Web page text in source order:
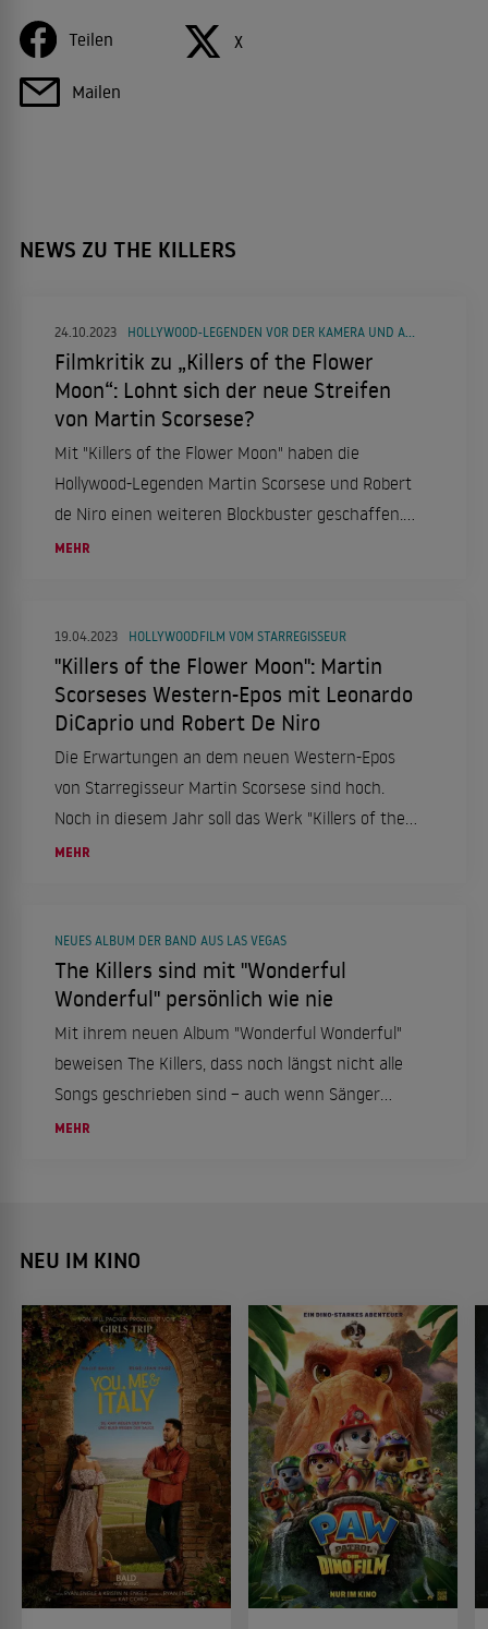
Teilen X
Mailen
NEWS ZU THE KILLERS
24.10.2023
Filmkritik zu „Killers of the Flower
Moon“: Lohnt sich der neue Streifen
von Martin Scorsese?
Mit "Killers of the Flower Moon" haben die
Hollywood-Legenden Martin Scorsese und Robert
de Niro einen weiteren Blockbuster geschaffen.
Lohnt sich der historische Westernfilm?
MEHR
19.04.2023 HOLLYWOODFILM VOM STARREGISSEUR
"Killers of the Flower Moon": Martin
Scorseses Western-Epos mit Leonardo
DiCaprio und Robert De Niro
Die Erwartungen an dem neuen Western-Epos
von Starregisseur Martin Scorsese sind hoch.
Noch in diesem Jahr soll das Werk "Killers of the
Flower Moon" in den Kinos starten. Neben
können sich die Zuschauer auf beste
Unterhaltung in Überlänge freuen.
MEHR
NEUES ALBUM DER BAND AUS LAS VEGAS
The Killers sind mit "Wonderful
Wonderful" persönlich wie nie
Mit ihrem neuen Album "Wonderful Wonderful"
beweisen The Killers, dass noch längst nicht alle
Songs geschrieben sind – auch wenn Sänger
Brandon Flowers bei den Arbeiten zum fünften
MEHR
NEU IM KINO